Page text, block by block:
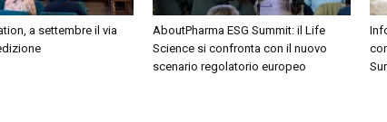
a settembre il via
AboutPharma ESG Summit: il Life
Science si confronta con il nuovo
scenario regolatorio europeo